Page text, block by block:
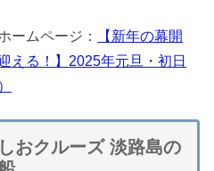
ームページ：
【新年の幕開
える！】2025年元旦・初日
おクルーズ 淡路島の